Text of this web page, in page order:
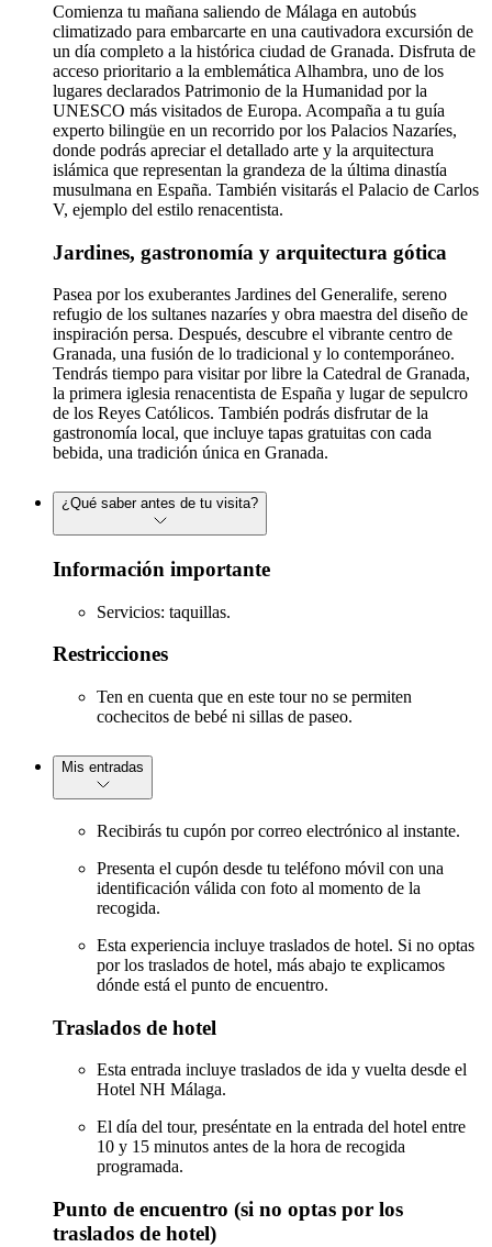
Comienza tu mañana saliendo de Málaga en autobús
climatizado para embarcarte en una cautivadora excursión de
un día completo a la histórica ciudad de Granada. Disfruta de
acceso prioritario a la emblemática Alhambra, uno de los
lugares declarados Patrimonio de la Humanidad por la
UNESCO más visitados de Europa. Acompaña a tu guía
experto bilingüe en un recorrido por los Palacios Nazaríes,
donde podrás apreciar el detallado arte y la arquitectura
islámica que representan la grandeza de la última dinastía
musulmana en España. También visitarás el Palacio de Carlos
V, ejemplo del estilo renacentista.
Jardines, gastronomía y arquitectura gótica
Pasea por los exuberantes Jardines del Generalife, sereno
refugio de los sultanes nazaríes y obra maestra del diseño de
inspiración persa. Después, descubre el vibrante centro de
Granada, una fusión de lo tradicional y lo contemporáneo.
Tendrás tiempo para visitar por libre la Catedral de Granada,
la primera iglesia renacentista de España y lugar de sepulcro
de los Reyes Católicos. También podrás disfrutar de la
gastronomía local, que incluye tapas gratuitas con cada
bebida, una tradición única en Granada.
¿Qué saber antes de tu visita?
Información importante
Servicios: taquillas.
Restricciones
Ten en cuenta que en este tour no se permiten
cochecitos de bebé ni sillas de paseo.
Mis entradas
Recibirás tu cupón por correo electrónico al instante.
Presenta el cupón desde tu teléfono móvil con una
identificación válida con foto al momento de la
recogida.
Esta experiencia incluye traslados de hotel. Si no optas
por los traslados de hotel, más abajo te explicamos
dónde está el punto de encuentro.
Traslados de hotel
Esta entrada incluye traslados de ida y vuelta desde el
Hotel NH Málaga.
El día del tour, preséntate en la entrada del hotel entre
10 y 15 minutos antes de la hora de recogida
programada.
Punto de encuentro (si no optas por los
traslados de hotel)